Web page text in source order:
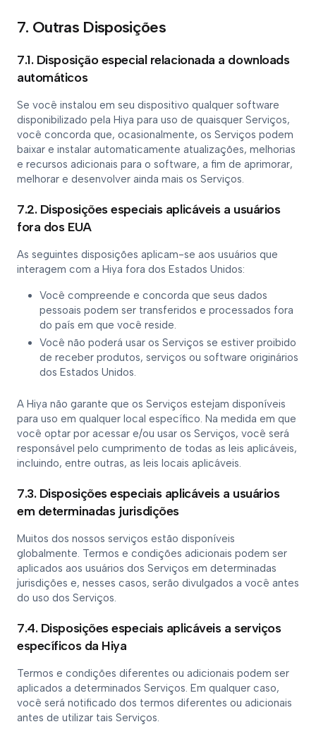
7. Outras Disposições
7.1. Disposição especial relacionada a downloads
automáticos
Se você instalou em seu dispositivo qualquer software
disponibilizado pela Hiya para uso de quaisquer Serviços,
você concorda que, ocasionalmente, os Serviços podem
baixar e instalar automaticamente atualizações, melhorias
e recursos adicionais para o software, a fim de aprimorar,
melhorar e desenvolver ainda mais os Serviços.
7.2. Disposições especiais aplicáveis a usuários
fora dos EUA
As seguintes disposições aplicam-se aos usuários que
interagem com a Hiya fora dos Estados Unidos:
Você compreende e concorda que seus dados
pessoais podem ser transferidos e processados fora
do país em que você reside.
Você não poderá usar os Serviços se estiver proibido
de receber produtos, serviços ou software originários
dos Estados Unidos.
A Hiya não garante que os Serviços estejam disponíveis
para uso em qualquer local específico. Na medida em que
você optar por acessar e/ou usar os Serviços, você será
responsável pelo cumprimento de todas as leis aplicáveis,
incluindo, entre outras, as leis locais aplicáveis.
7.3. Disposições especiais aplicáveis a usuários
em determinadas jurisdições
Muitos dos nossos serviços estão disponíveis
globalmente. Termos e condições adicionais podem ser
aplicados aos usuários dos Serviços em determinadas
jurisdições e, nesses casos, serão divulgados a você antes
do uso dos Serviços.
7.4. Disposições especiais aplicáveis a serviços
específicos da Hiya
Termos e condições diferentes ou adicionais podem ser
aplicados a determinados Serviços. Em qualquer caso,
você será notificado dos termos diferentes ou adicionais
antes de utilizar tais Serviços.